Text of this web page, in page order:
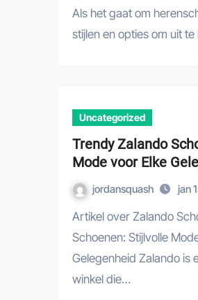
Als het gaat om herenschoenen, zijn er talloze
stijlen en opties om uit
Uncategorized
Trendy Zalando
Mode voor Elke
jordansquash jan
Artikel over Zalando Schoenen Zalando
Schoenen: Stijlvolle
Gelegenheid Zalando is
winkel die…